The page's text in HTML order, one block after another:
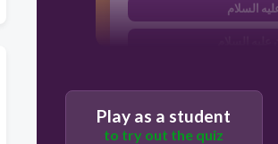
السلام
Play as a student
to try out the quiz